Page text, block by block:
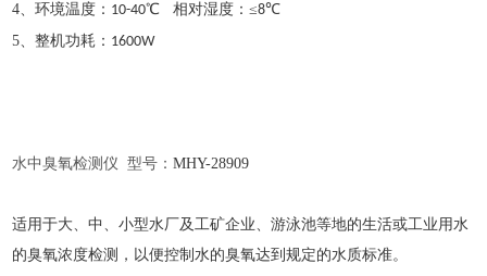
4、环境温度： 10-40℃ 相对湿度：≤8℃
5、整机功耗： 1600W
水中臭氧检测仪 型号：MHY-28909
适用于大、中、小型水厂及工矿企业、游泳池等地的生活或工业用水
的臭氧浓度检测，以便控制水的臭氧达到规定的水质标准。